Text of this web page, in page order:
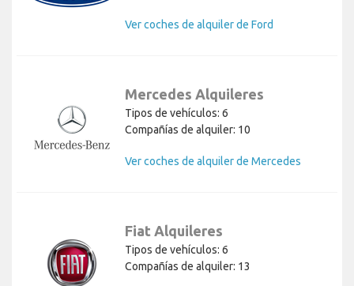
Ver coches de alquiler de Ford
Mercedes Alquileres
Tipos de vehículos: 6
Compañías de alquiler: 10
Ver coches de alquiler de Mercedes
Fiat Alquileres
Tipos de vehículos: 6
Compañías de alquiler: 13